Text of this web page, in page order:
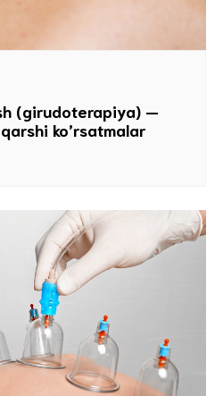
(girudoterapiya) —
ko’rsatmalar